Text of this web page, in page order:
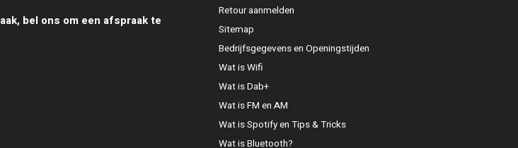
bel ons om een afspraak te
Retour aanmelden
Sitemap
Bedrijfsgegevens en Openingstijden
Wat is Wifi
Wat is Dab+
Wat is FM en AM
Wat is Spotify en Tips & Tricks
Wat is Bluetooth?